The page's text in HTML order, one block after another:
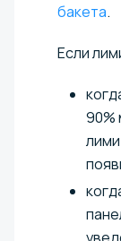
бакета.
Если
90%